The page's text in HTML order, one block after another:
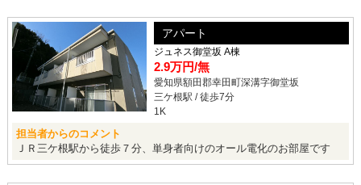
アパート
ジュネス御堂坂 A棟
2.9万円/無
愛知県額田郡幸田町深溝字御堂坂
三ケ根駅 / 徒歩7分
1K
担当者からのコメント
ＪＲ三ケ根駅から徒歩７分、単身者向けのオール電化のお部屋です